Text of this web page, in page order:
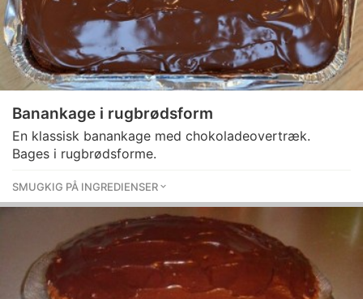
Banankage i rugbrødsform
En klassisk banankage med chokoladeovertræk.
Bages i rugbrødsforme.
SMUGKIG PÅ INGREDIENSER